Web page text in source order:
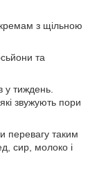
з щільною
та
у тиждень.
звужують пори
перевагу таким
сир, молоко і